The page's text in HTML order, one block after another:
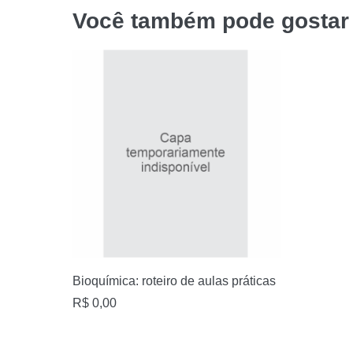
Você também pode
Bioquímica: roteiro de aulas práticas
R$ 0,00